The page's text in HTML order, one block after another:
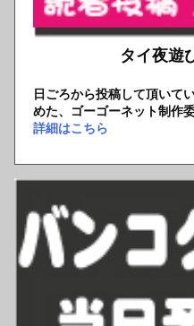
タイ夜遊
日ごろから投稿して頂いて
めた、ゴーゴーネット制作
詳細はこちら